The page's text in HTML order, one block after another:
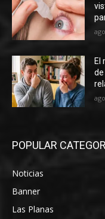
El
POPULAR
Noticias
Banner
Las Planas